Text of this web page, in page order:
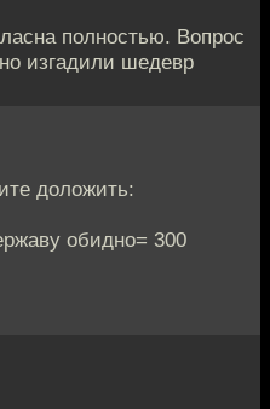
полностью. Вопрос
изгадили шедевр
доложить:
обидно= 300